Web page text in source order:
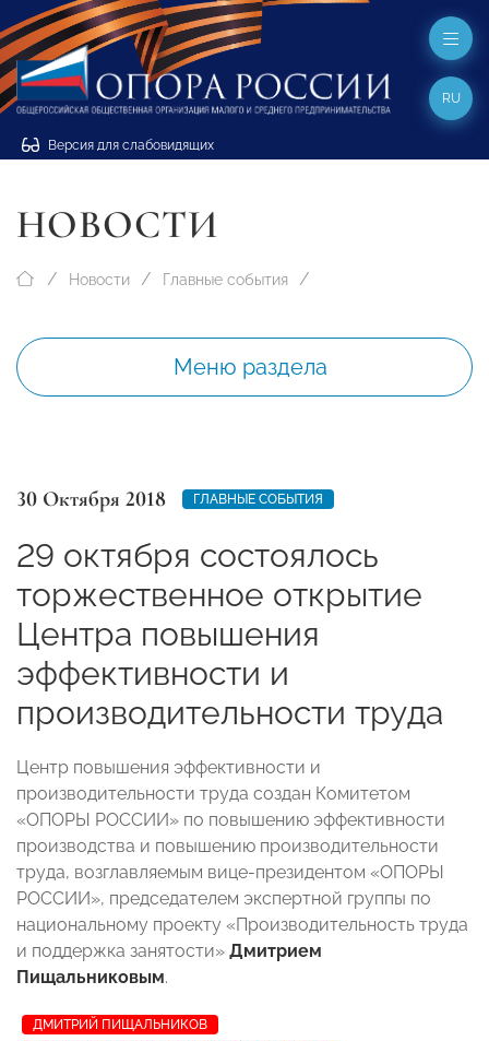
Версия для слабовидящих
RU
НОВОСТИ
Новости Главные события
Меню раздела
30 Октября 2018 ГЛАВНЫЕ СОБЫТИЯ
29 октября состоялось
торжественное открытие
Центра повышения
эффективности и
производительности труда
Центр повышения эффективности и
производительности труда создан Комитетом
«ОПОРЫ РОССИИ» по повышению эффективности
производства и повышению производительности
труда, возглавляемым вице-президентом «ОПОРЫ
РОССИИ», председателем экспертной группы по
национальному проекту «Производительность труда
и поддержка занятости» Дмитрием
Пищальниковым.
ДМИТРИЙ ПИЩАЛЬНИКОВ